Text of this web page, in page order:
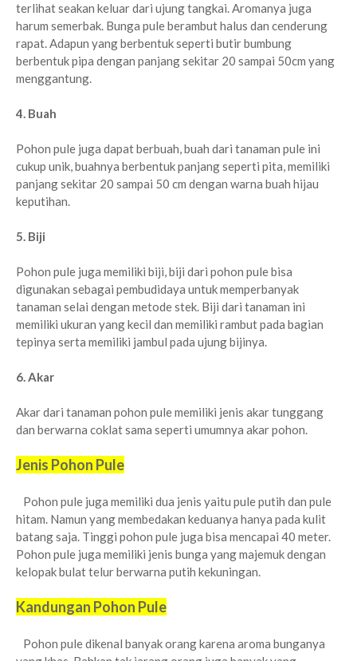
terlihat seakan keluar dari ujung tangkai. Aromanya juga
harum semerbak. Bunga pule berambut halus dan cenderung
rapat. Adapun yang berbentuk seperti butir bumbung
berbentuk pipa dengan panjang sekitar 20 sampai 50cm yang
menggantung.
4. Buah
Pohon pule juga dapat berbuah, buah dari tanaman pule ini
cukup unik, buahnya berbentuk panjang seperti pita, memiliki
panjang sekitar 20 sampai 50 cm dengan warna buah hijau
keputihan.
5. Biji
Pohon pule juga memiliki biji, biji dari pohon pule bisa
digunakan sebagai pembudidaya untuk memperbanyak
tanaman selai dengan metode stek. Biji dari tanaman ini
memiliki ukuran yang kecil dan memiliki rambut pada bagian
tepinya serta memiliki jambul pada ujung bijinya.
6. Akar
Akar dari tanaman pohon pule memiliki jenis akar tunggang
dan berwarna coklat sama seperti umumnya akar pohon.
Jenis Pohon Pule
Pohon pule juga memiliki dua jenis yaitu pule putih dan pule
hitam. Namun yang membedakan keduanya hanya pada kulit
batang saja. Tinggi pohon pule juga bisa mencapai 40 meter.
Pohon pule juga memiliki jenis bunga yang majemuk dengan
kelopak bulat telur berwarna putih kekuningan.
Kandungan Pohon Pule
Pohon pule dikenal banyak orang karena aroma bunganya